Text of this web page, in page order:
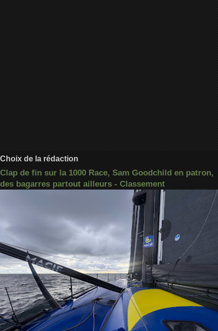
Choix de la rédaction
Clap de fin sur la 1000 Race, Sam Goodchild en patron,
des bagarres partout ailleurs - Classement